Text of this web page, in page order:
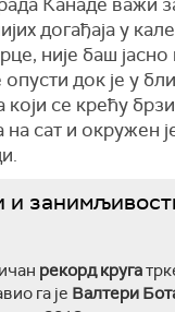
догађаја у
није баш
док је у
који се крећу
на сат и окружен
и
рекорд круга
га је Валтери